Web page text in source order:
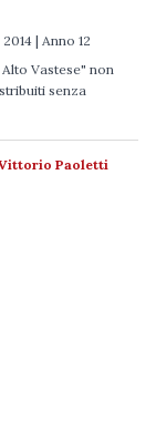
| Anno 12
Vastese" non
senza
Paoletti